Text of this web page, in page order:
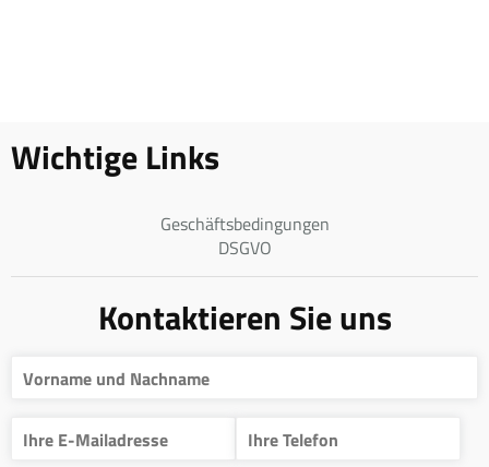
Wichtige Links
Geschäftsbedingungen
DSGVO
Kontaktieren Sie uns